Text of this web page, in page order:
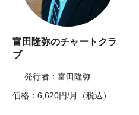
富田隆弥のチャートクラ
ブ
発行者：富田隆弥
価格：6,620円/月（税込）